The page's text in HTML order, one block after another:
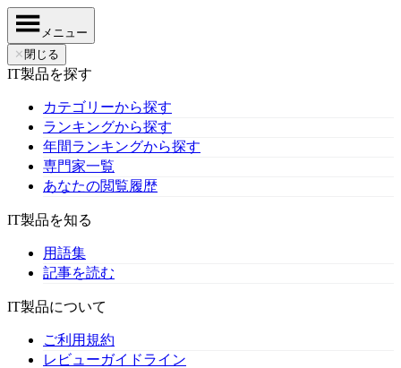
メニュー
✕ 閉じる
IT製品を探す
カテゴリーから探す
ランキングから探す
年間ランキングから探す
専門家一覧
あなたの閲覧履歴
IT製品を知る
用語集
記事を読む
IT製品について
ご利用規約
レビューガイドライン